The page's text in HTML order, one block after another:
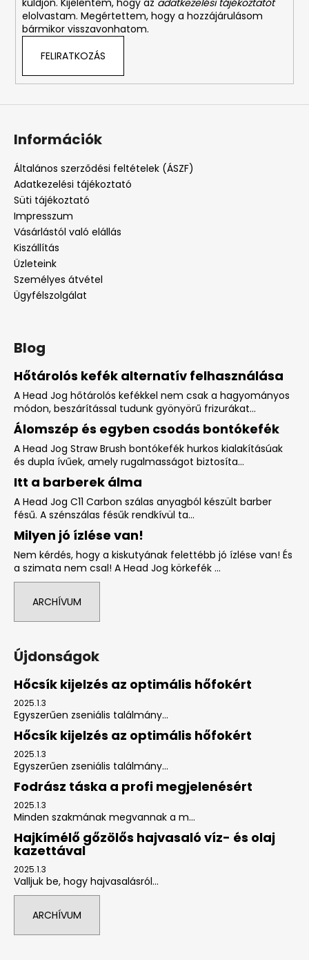
küldjön. Kijelentem, hogy az adatkezelési tájékoztatót
elolvastam. Megértettem, hogy a hozzájárulásom
bármikor visszavonhatom.
FELIRATKOZÁS
Információk
Általános szerződési feltételek (ÁSZF)
Adatkezelési tájékoztató
Süti tájékoztató
Impresszum
Vásárlástól való elállás
Kiszállítás
Üzleteink
Személyes átvétel
Ügyfélszolgálat
Blog
Hőtárolós kefék alternatív felhasználása
A Head Jog hőtárolós kefékkel nem csak a hagyományos
módon, beszárítással tudunk gyönyörű frizurákat...
Álomszép és egyben csodás bontókefék
A Head Jog Straw Brush bontókefék hurkos kialakításúak
és dupla ívűek, amely rugalmasságot biztosíta...
Itt a barberek álma
A Head Jog C11 Carbon szálas anyagból készült barber
fésű. A szénszálas fésűk rendkívül ta...
Milyen jó ízlése van!
Nem kérdés, hogy a kiskutyának felettébb jó ízlése van! És
a szimata nem csal! A Head Jog körkefék ...
ARCHÍVUM
Újdonságok
Hőcsík kijelzés az optimális hőfokért
2025.1.3
Egyszerűen zseniális találmány...
Hőcsík kijelzés az optimális hőfokért
2025.1.3
Egyszerűen zseniális találmány...
Fodrász táska a profi megjelenésért
2025.1.3
Minden szakmának megvannak a m...
Hajkímélő gőzölős hajvasaló víz- és olaj
kazettával
2025.1.3
Valljuk be, hogy hajvasalásról...
ARCHÍVUM